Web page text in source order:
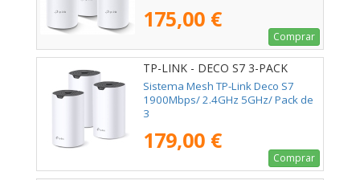
175,00 €
Comprar
TP-LINK - DECO S7 3-PACK
Sistema Mesh TP-Link Deco S7
1900Mbps/ 2.4GHz 5GHz/ Pack de
3
179,00 €
Comprar